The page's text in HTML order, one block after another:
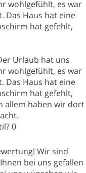
wohlgefühlt, es war
Das Haus hat eine
hat gefehlt,
Urlaub hat uns
wohlgefühlt, es war
Das Haus hat eine
hat gefehlt,
allem haben wir dort
0
Wir sind
bei uns gefallen